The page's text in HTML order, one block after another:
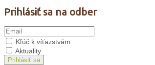
Prihlásiť sa na odber
Kľúč k víťazstvám
Aktuality
Prihlásiť sa